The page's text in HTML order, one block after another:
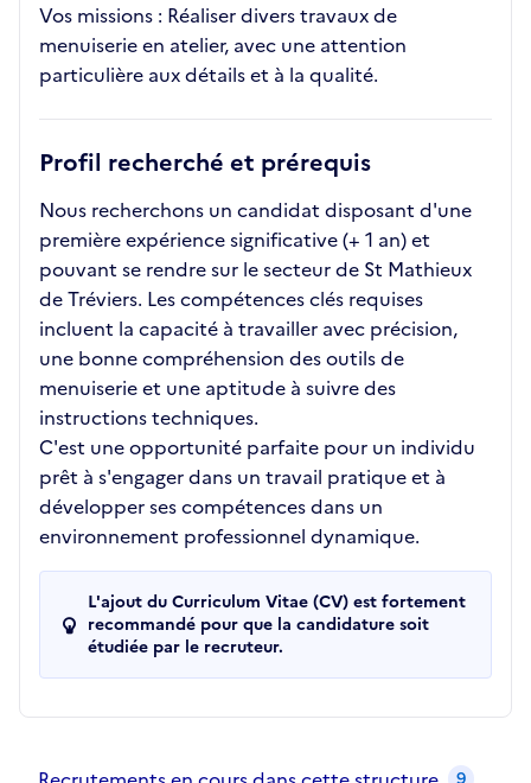
Vos missions : Réaliser divers travaux de
menuiserie en atelier, avec une attention
particulière aux détails et à la qualité.
Profil recherché et prérequis
Nous recherchons un candidat disposant d'une
première expérience significative (+ 1 an) et
pouvant se rendre sur le secteur de St Mathieux
de Tréviers. Les compétences clés requises
incluent la capacité à travailler avec précision,
une bonne compréhension des outils de
menuiserie et une aptitude à suivre des
instructions techniques.
C'est une opportunité parfaite pour un individu
prêt à s'engager dans un travail pratique et à
développer ses compétences dans un
environnement professionnel dynamique.
L'ajout du Curriculum Vitae (CV) est fortement
recommandé pour que la candidature soit
étudiée par le recruteur.